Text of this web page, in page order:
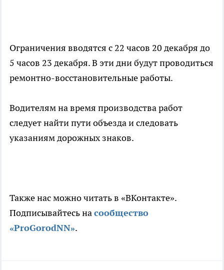
Ограничения вводятся с 22 часов 20 декабря до
5 часов 23 декабря. В эти дни будут проводиться
ремонтно-восстановительные работы.
Водителям на время производства работ
следует найти пути объезда и следовать
указаниям дорожных знаков.
Также нас можно читать в «ВКонтакте».
Подписывайтесь насообщество
«ProGorodNN».